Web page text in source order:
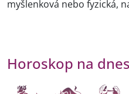
myšlenková nebo fyzická,
Horoskop na dnes